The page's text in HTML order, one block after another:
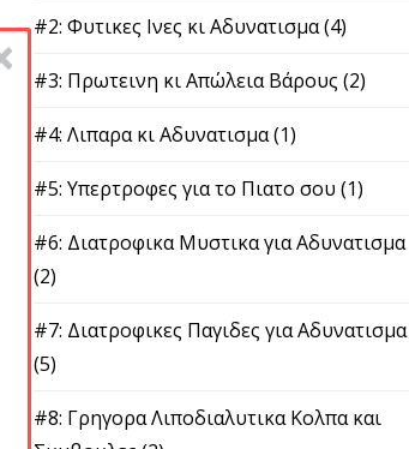
#2: Φυτικες Ινες κι Αδυνατισμα(4)
#3: Πρωτεινη κι Απώλεια Βάρους (2)
#4: Λιπαρα κι Αδυνατισμα(1)
#5: Υπερτροφες για το Πιατο σου (1)
#6: Διατροφικα Μυστικα για Αδυνατισμα
(2)
#7: Διατροφικες Παγιδες για Αδυνατισμα
(5)
#8: Γρηγορα Λιποδιαλυτικα Κολπα και